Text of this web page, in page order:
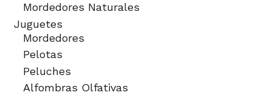
Mordedores Naturales
Juguetes
Mordedores
Pelotas
Peluches
Alfombras Olfativas